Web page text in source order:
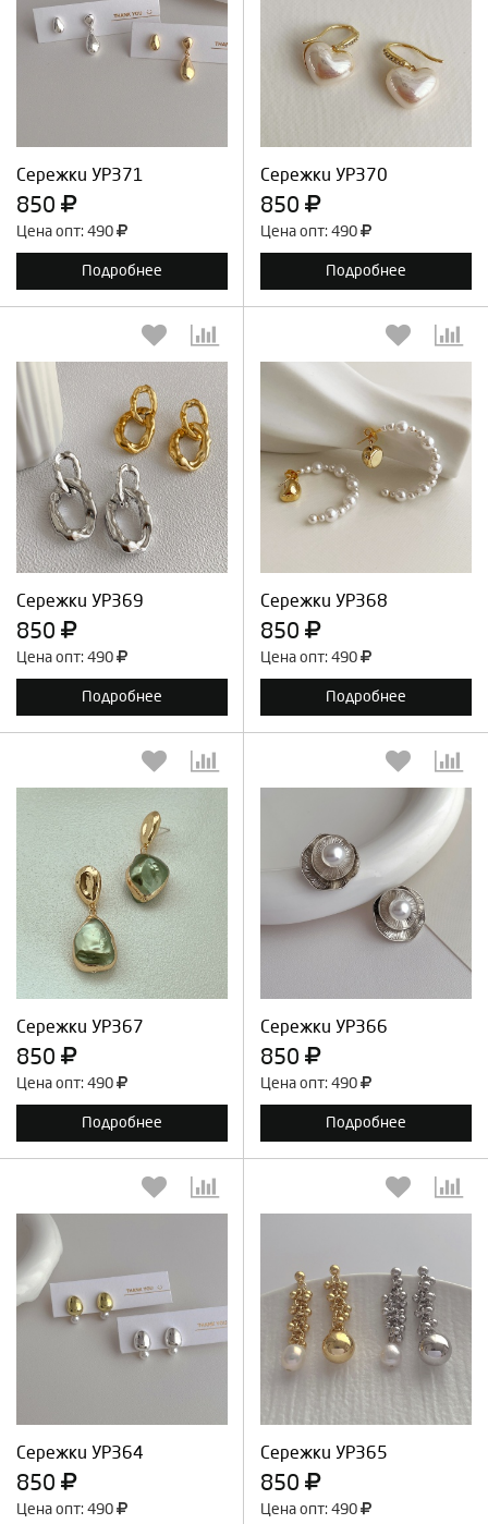
Сережки УР371
850
Цена опт: 490
Подробнее
Выберите количество:
Сережки УР370
850
Цена опт: 490
Подробнее
Выберите количество:
Сережки УР369
850
Цена опт: 490
Подробнее
Выберите количество:
Продолжить Отмена
Сережки УР368
850
Цена опт: 490
Подробнее
Выберите количество:
Сережки УР367
850
Цена опт: 490
Подробнее
Выберите количество:
Продолжить Отмена
Сережки УР366
850
Цена опт: 490
Подробнее
Выберите количество:
Отмена
Сережки УР364
850
Цена опт: 490
Выберите количество:
Сережки УР365
850
Цена опт: 490
Выберите количество:
Продолжить Отмена